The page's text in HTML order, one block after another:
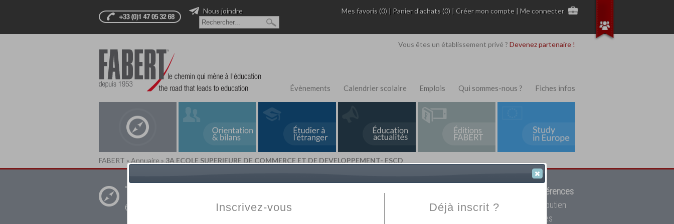
Mes favoris (0) | Panier d'achats (0) |Créer mon compte |Me connecter
Nous joindre
Vous êtes un établissement privé ? Devenez partenaire !
Évènements Calendrier scolaire Emplois Qui sommes-nous ? Fiches infos
FABERT » Annuaire » 3A ECOLE SUPERIEURE DE COMMERCE ET DE DEVELOPPEMENT- ESCD
Trouver un
établissement privé
Fabert.com
12908 références
votre établissement privé, du primaire au supérieur, mais aussi des cours de soutien
scolaire et des cours à distance. Ce moteur regroupe toutes les écoles privées
Inscrivez-vous Déjà inscrit ?